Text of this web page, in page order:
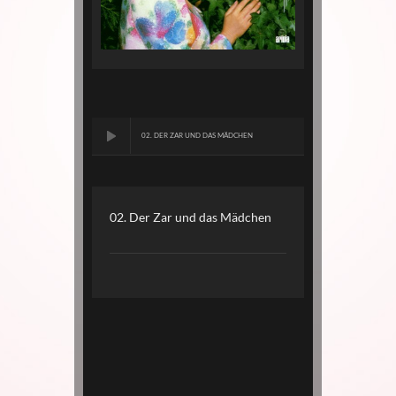
02. DER ZAR UND DAS MÄDCHEN
02. Der Zar und das Mädchen